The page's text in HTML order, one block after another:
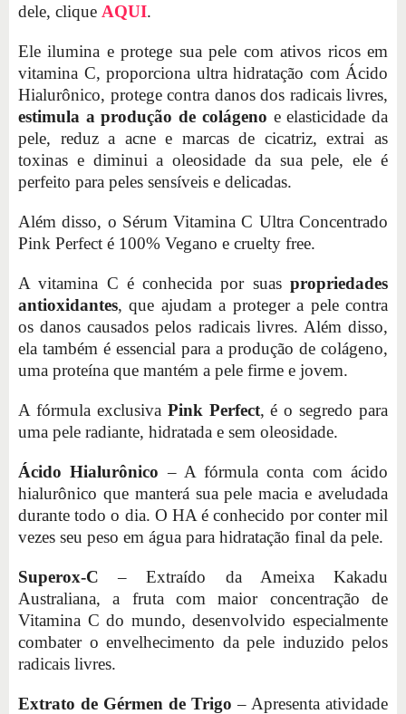
dele, clique AQUI.
Ele ilumina e protege sua pele com ativos ricos em
vitamina C, proporciona ultra hidratação com Ácido
Hialurônico, protege contra danos dos radicais livres,
estimula a produção de colágeno e elasticidade da
pele, reduz a acne e marcas de cicatriz, extrai as
toxinas e diminui a oleosidade da sua pele, ele é
perfeito para peles sensíveis e delicadas.
Além disso, o Sérum Vitamina C Ultra Concentrado
Pink Perfect é 100% Vegano e cruelty free.
A vitamina C é conhecida por suas propriedades
antioxidantes, que ajudam a proteger a pele contra
os danos causados pelos radicais livres. Além disso,
ela também é essencial para a produção de colágeno,
uma proteína que mantém a pele firme e jovem.
A fórmula exclusiva Pink Perfect, é o segredo para
uma pele radiante, hidratada e sem oleosidade.
Ácido Hialurônico – A fórmula conta com ácido
hialurônico que manterá sua pele macia e aveludada
durante todo o dia. O HA é conhecido por conter mil
vezes seu peso em água para hidratação final da pele.
Superox-C– Extraído da Ameixa Kakadu
Australiana, a fruta com maior concentração de
Vitamina C do mundo, desenvolvido especialmente
combater o envelhecimento da pele induzido pelos
radicais livres.
Extrato de Gérmen de Trigo – Apresenta atividade